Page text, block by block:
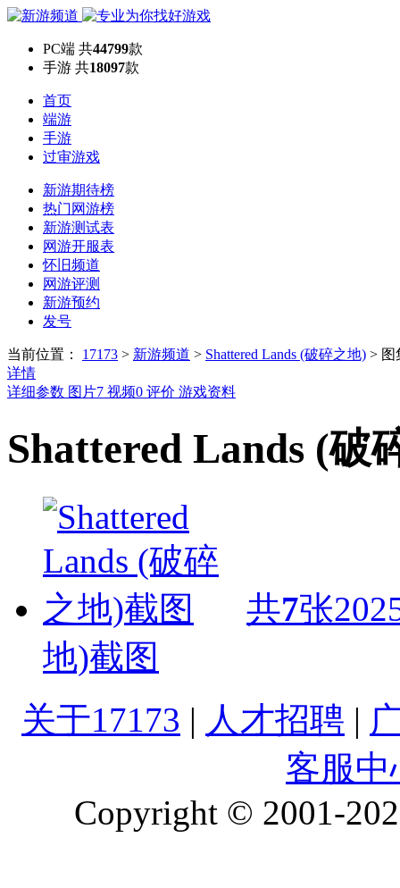
PC端 共44799款
手游 共18097款
首页
端游
手游
过审游戏
新游期待榜
热门网游榜
新游测试表
网游开服表
怀旧频道
网游评测
新游预约
发号
当前位置： 17173 > 新游频道 > ​Shattered Lands (破碎之地) > 图
详情
详细参数 图片7 视频0 评价 游戏资料
​Shattered Lands (破
共7张
地)截图
关于17173 | 人才招聘 |
客服中
Copyright © 2001-